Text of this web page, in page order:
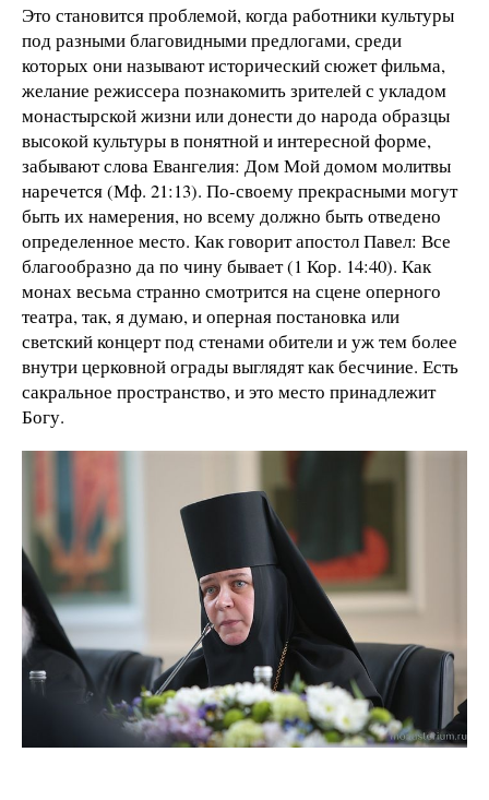
Это становится проблемой, когда работники культуры
под разными благовидными предлогами, среди
которых они называют исторический сюжет фильма,
желание режиссера познакомить зрителей с укладом
монастырской жизни или донести до народа образцы
высокой культуры в понятной и интересной форме,
забывают слова Евангелия: Дом Мой домом молитвы
наречется (Мф. 21:13). По-своему прекрасными могут
быть их намерения, но всему должно быть отведено
определенное место. Как говорит апостол Павел: Все
благообразно да по чину бывает (1 Кор. 14:40). Как
монах весьма странно смотрится на сцене оперного
театра, так, я думаю, и оперная постановка или
светский концерт под стенами обители и уж тем более
внутри церковной ограды выглядят как бесчиние. Есть
сакральное пространство, и это место принадлежит
Богу.